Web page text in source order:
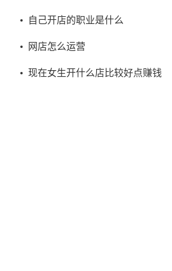
自己开店的职业是什么
网店怎么运营
现在女生开什么店比较好点赚钱